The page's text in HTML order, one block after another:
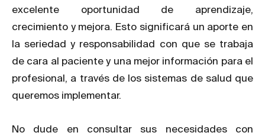
excelente oportunidad de aprendizaje,
crecimiento y mejora. Esto significará un aporte en
la seriedad y responsabilidad con que se trabaja
de cara al paciente y una mejor información para el
profesional, a través de los sistemas de salud que
queremos implementar.
No dude en consultar sus necesidades con